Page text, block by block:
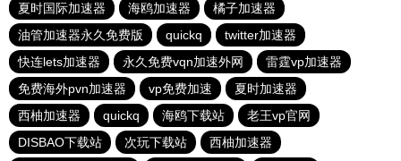
夏时国际加速器
海鸥加速器
橘子加速器
油管加速器永久免费版
quickq
twitter加速器
快连lets加速器
永久免费vqn加速外网
雷霆vp加速器
免费海外pvn加速器
vp免费加速
夏时加速器
西柚加速器
quickq 海鸥下载站
老王vp官网
DISBAO下载站
次玩下载站
西柚加速器